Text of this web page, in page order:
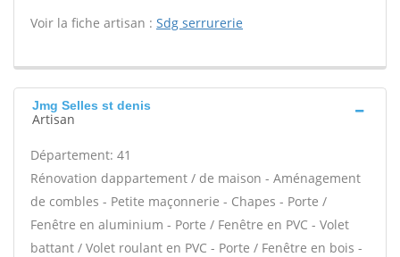
Voir la fiche artisan : Sdg serrurerie
Jmg Selles st denis
Artisan
Département: 41
Rénovation dappartement / de maison - Aménagement
de combles - Petite maçonnerie - Chapes - Porte /
Fenêtre en aluminium - Porte / Fenêtre en PVC - Volet
battant / Volet roulant en PVC - Porte / Fenêtre en bois -